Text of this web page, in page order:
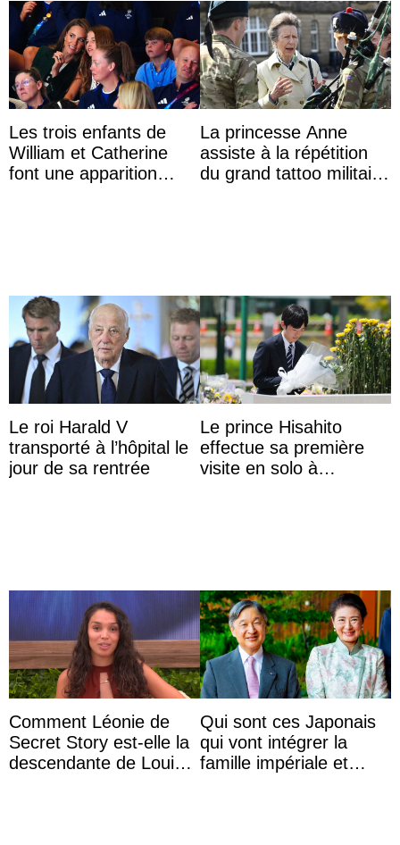
Les trois enfants de
William et Catherine
font une apparition
La princesse Anne
assiste à la répétition
du grand tattoo militaire
Le roi Harald V
transporté à l’hôpital le
jour de sa rentrée
Le prince Hisahito
effectue sa première
visite en solo à
Comment Léonie de
Secret Story est-elle la
descendante de Louis
Qui sont ces Japonais
qui vont intégrer la
famille impériale et